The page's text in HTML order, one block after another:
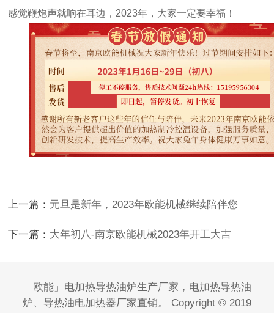
感觉鞭炮声就响在耳边，2023年，大家一定要幸福！
上一篇： 元旦是新年，2023年欧能机械继续陪伴您
下一篇： 大年初八-南京欧能机械2023年开工大吉
「欧能」电加热导热油炉生产厂家，电加热导热油
炉、导热油电加热器厂家直销。 Copyright © 2019